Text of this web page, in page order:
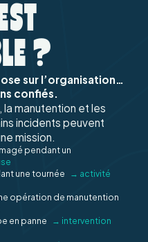
?
sur l’organisation…
confiés.
manutention et les
incidents peuvent
mission.
pendant un
une tournée
→ activité
opération de manutention
en panne
→ intervention